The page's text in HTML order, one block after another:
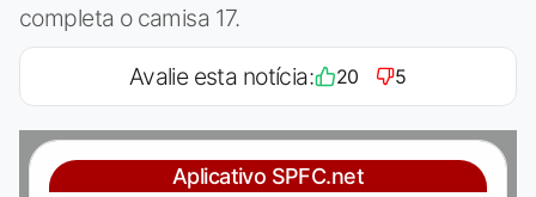
completa o camisa 17.
Avalie esta notícia: 20 5
Aplicativo SPFC.net